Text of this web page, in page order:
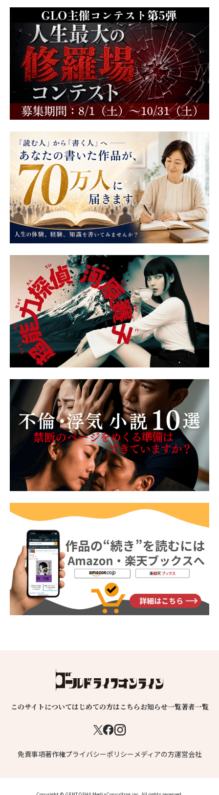
このサイトについてはじめての方はこちらお知らせ一覧著者一覧
免責事項著作権プライバシーポリシー メディアの方運営会社